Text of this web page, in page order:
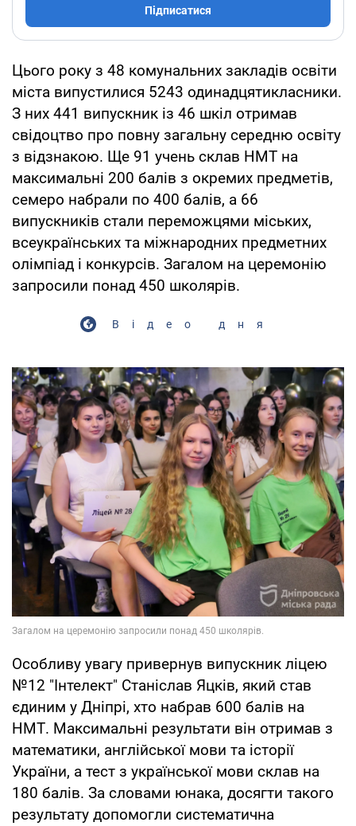
Підписатися
Цього року з 48 комунальних закладів освіти
міста випустилися 5243 одинадцятикласники.
З них 441 випускник із 46 шкіл отримав
свідоцтво про повну загальну середню освіту
з відзнакою. Ще 91 учень склав НМТ на
максимальні 200 балів з окремих предметів,
семеро набрали по 400 балів, а 66
випускників стали переможцями міських,
всеукраїнських та міжнародних предметних
олімпіад і конкурсів. Загалом на церемонію
запросили понад 450 школярів.
Відео дня
Особливу увагу привернув випускник ліцею
№12 "Інтелект" Станіслав Яцків, який став
єдиним у Дніпрі, хто набрав 600 балів на
НМТ. Максимальні результати він отримав з
математики, англійської мови та історії
України, а тест з української мови склав на
180 балів. За словами юнака, досягти такого
результату допомогли систематична